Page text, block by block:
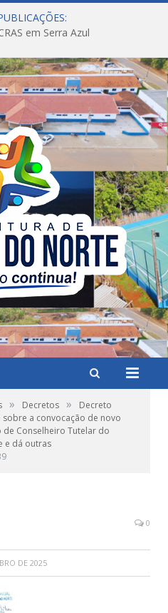
em Serra Azul
» Decretos »
Decreto
sobre a convocação de novo
Conselheiro Tutelar do
e dá outras
0
DE 2025